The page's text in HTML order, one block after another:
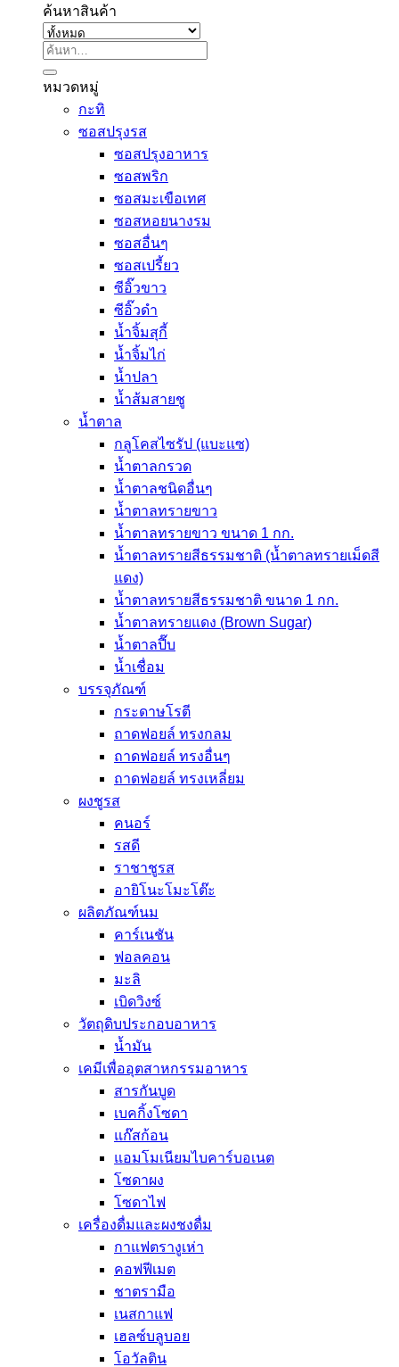
ค้นหาสินค้า
ค้นหา:
หมวดหมู่
กะทิ
ซอสปรุงรส
ซอสปรุงอาหาร
ซอสพริก
ซอสมะเขือเทศ
ซอสหอยนางรม
ซอสอื่นๆ
ซอสเปรี้ยว
ซีอิ๊วขาว
ซีอิ๊วดำ
น้ำจิ้มสุกี้
น้ำจิ้มไก่
น้ำปลา
น้ำส้มสายชู
น้ำตาล
กลูโคสไซรัป (แบะแซ)
น้ำตาลกรวด
น้ำตาลชนิดอื่นๆ
น้ำตาลทรายขาว
น้ำตาลทรายขาว ขนาด 1 กก.
น้ำตาลทรายสีธรรมชาติ (น้ำตาลทรายเม็ดสี
แดง)
น้ำตาลทรายสีธรรมชาติ ขนาด 1 กก.
น้ำตาลทรายแดง (Brown Sugar)
น้ำตาลปี๊บ
น้ำเชื่อม
บรรจุภัณฑ์
กระดาษโรตี
ถาดฟอยล์ ทรงกลม
ถาดฟอยล์ ทรงอื่นๆ
ถาดฟอยล์ ทรงเหลี่ยม
ผงชูรส
คนอร์
รสดี
ราชาชูรส
อายิโนะโมะโต๊ะ
ผลิตภัณฑ์นม
คาร์เนชัน
ฟอลคอน
มะลิ
เบิดวิงซ์
วัตถุดิบประกอบอาหาร
น้ำมัน
เคมีเพื่ออุตสาหกรรมอาหาร
สารกันบูด
เบคกิ้งโซดา
แก๊สก้อน
แอมโมเนียมไบคาร์บอเนต
โซดาผง
โซดาไฟ
เครื่องดื่มและผงชงดื่ม
กาแฟตรางูเห่า
คอฟฟีเมต
ชาตรามือ
เนสกาแฟ
เฮลซ์บลูบอย
โอวัลติน